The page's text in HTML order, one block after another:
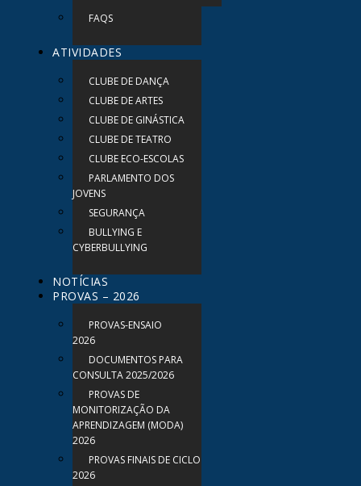
FAQS
ATIVIDADES
CLUBE DE DANÇA
CLUBE DE ARTES
CLUBE DE GINÁSTICA
CLUBE DE TEATRO
CLUBE ECO-ESCOLAS
PARLAMENTO DOS
JOVENS
SEGURANÇA
BULLYING E
CYBERBULLYING
NOTÍCIAS
PROVAS – 2026
PROVAS-ENSAIO
2026
DOCUMENTOS PARA
CONSULTA 2025/2026
PROVAS DE
MONITORIZAÇÃO DA
APRENDIZAGEM (MODA)
2026
PROVAS FINAIS DE CICLO
2026